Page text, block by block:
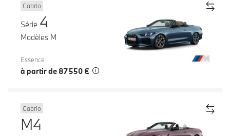
Cabrio
Série 4
Modèles M
Essence
à partir de 87 550 €
Cabrio
M4